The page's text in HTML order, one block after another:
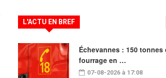
L'ACTU EN BREF
Échevannes : 150 tonnes
fourrage en …
07-08-2026 à 17:08